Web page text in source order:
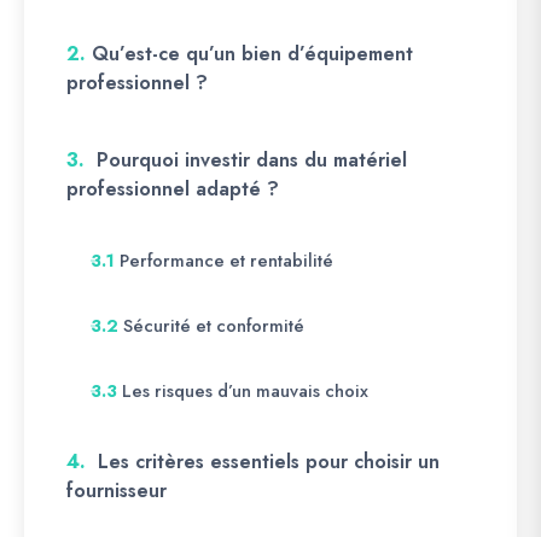
2. Qu’est-ce qu’un bien d’équipement
professionnel ?
3. Pourquoi investir dans du matériel
professionnel adapté ?
3.1 Performance et rentabilité
3.2 Sécurité et conformité
3.3 Les risques d’un mauvais choix
4. Les critères essentiels pour choisir un
fournisseur